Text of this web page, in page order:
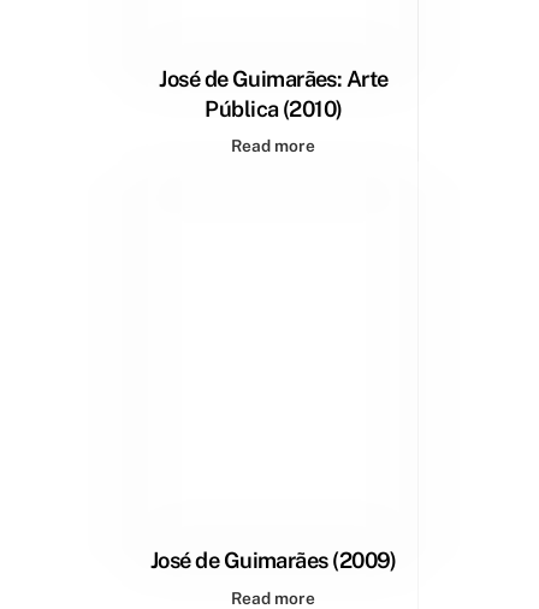
José de Guimarães: Arte
Pública (2010)
Read more
José de Guimarães (2009)
Read more